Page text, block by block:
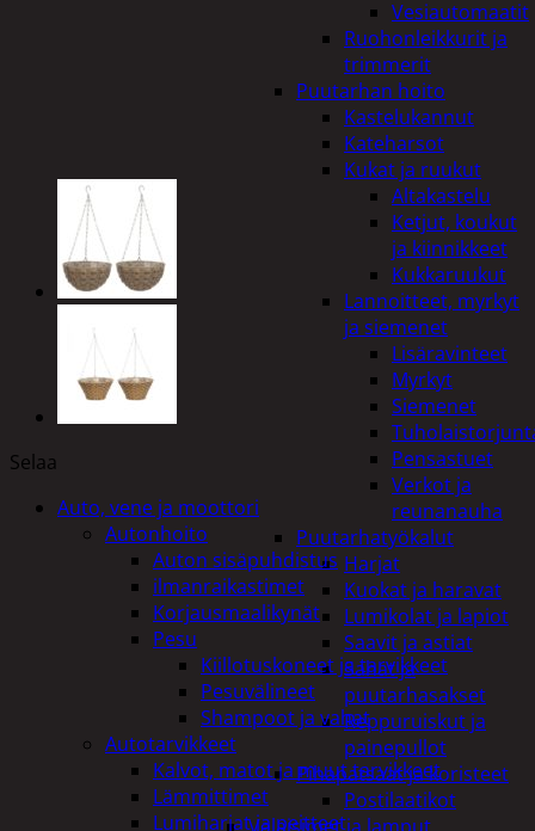
Vesiautomaatit
Ruohonleikkurit ja
trimmerit
Puutarhan hoito
Kastelukannut
Kateharsot
Kukat ja ruukut
Altakastelu
Ketjut, koukut
ja kiinnikkeet
Kukkaruukut
Lannoitteet, myrkyt
ja siemenet
Lisäravinteet
Myrkyt
Siemenet
Pensastuet
Verkot ja
reunanauha
Puutarhatyökalut
Harjat
Kuokat ja haravat
Lumikolat ja lapiot
Saavit ja astiat
Sahat ja
puutarhasakset
Reppuruiskut ja
painepullot
Pihapatsaat ja koristeet
Postilaatikot
Selaa
Auto, vene ja moottori
Autonhoito
Auton sisäpuhdistus
ilmanraikastimet
Korjausmaalikynät
Pesu
Kiillotuskoneet ja tarvikkeet
Pesuvälineet
Shampoot ja vahat
Autotarvikkeet
Kalvot, matot ja muut tarvikkeet
Lämmittimet
Lumiharjat ja peitteet